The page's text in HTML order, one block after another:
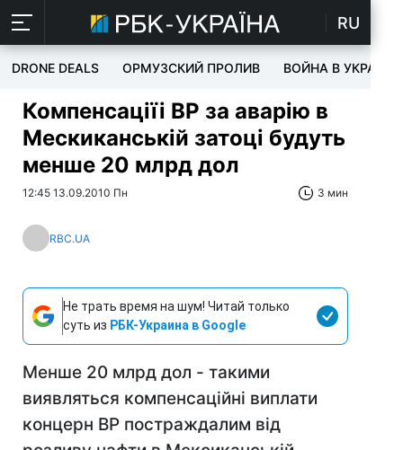
RU
DRONE DEALS ОРМУЗСКИЙ ПРОЛИВ ВОЙНА В УКРАИНЕ
Компенсаціїі BP за аварію в
Мескиканській затоці будуть
менше 20 млрд дол
12:45 13.09.2010 Пн 3 мин
RBC.UA
Не трать время на шум! Читай только
суть из РБК-Украина в Google
Менше 20 млрд дол - такими
виявляться компенсаційні виплати
концерн ВР постраждалим від